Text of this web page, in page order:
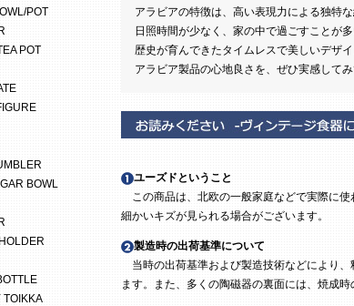
アラビアの特徴は、高い表現力による独特
日照時間が少なく、家の中で過ごすことが
歴史が育んできたタイムレスで美しいデザ
アラビア製品の心地良さを、ぜひ実感してみ
ユーズドということ
この商品は、北欧の一般家庭などで実際に
細かいキズが見られる場合がございます。
製造時の出荷基準について
当時の出荷基準および製造技術などにより
ます。また、多くの陶磁器の裏面には、焼成
POT
POT
BOWL
TOIKKA